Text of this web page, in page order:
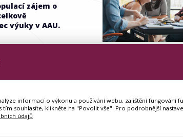
zájem o
výuky v AAU.
informací o výkonu a používání webu, zajištění fungování
souhlasíte, klikněte na "Povolit vše". Pro podrobnější
údajů